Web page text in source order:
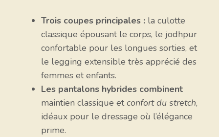
Trois coupes principales : la culotte
classique épousant le corps, le jodhpur
confortable pour les longues sorties, et
le legging extensible très apprécié des
femmes et enfants.
Les pantalons hybrides combinent
maintien classique et confort du stretch,
idéaux pour le dressage où l’élégance
prime.